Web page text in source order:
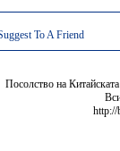
To A Friend
Посолство на
http://